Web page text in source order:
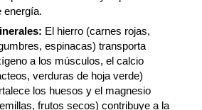
energía.
El hierro (carnes rojas,
espinacas) transporta
a los músculos, el calcio
verduras de hoja verde)
los huesos y el magnesio
frutos secos) contribuye a la